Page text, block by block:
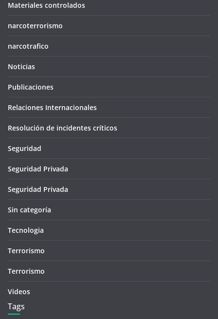
Materiales controlados
narcoterrorismo
narcotrafico
Noticias
Publicaciones
Relaciones Internacionales
Resolución de incidentes críticos
Seguridad
Seguridad Privada
Seguridad Privada
Sin categoría
Tecnologia
Terrorismo
Terrorismo
Videos
Tags